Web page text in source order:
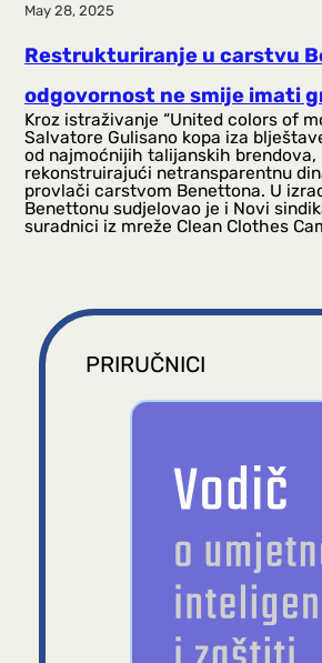
May 28, 2025
Restrukturiranje u carstvu
odgovornost ne smije imati
Kroz istraživanje “United colors of
Salvatore Gulisano kopa iza
od najmoćnijih talijanskih brendova,
rekonstruirajući netransparentnu
provlači carstvom Benettona. U
Benettonu sudjelovao je i Novi
suradnici iz mreže Clean Clothes
PRIRUČNICI